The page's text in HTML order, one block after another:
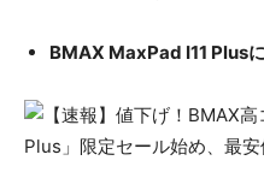
BMAX MaxPad I11 Plus